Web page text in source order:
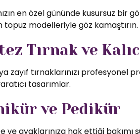
en özel gününde kusursuz bir
topuz modelleriyle göz kamaştırın.
Tırnak ve
zayıf tırnaklarınızı
tasarımlar.
ve Pedikür
ve ayaklarınıza hak ettiği